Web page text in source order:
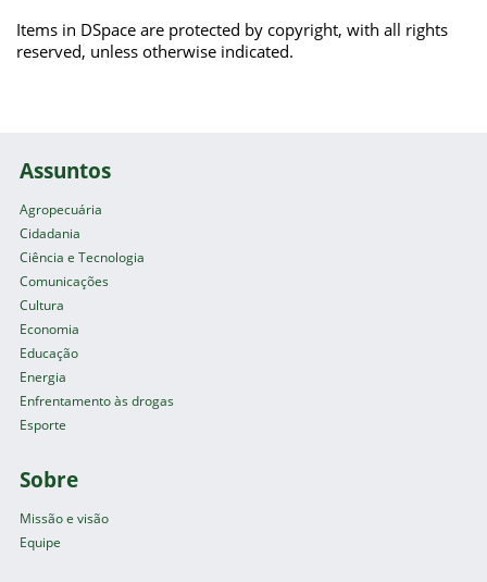
Items in DSpace are protected by copyright, with all rights
reserved, unless otherwise indicated.
Assuntos
Agropecuária
Cidadania
Ciência e Tecnologia
Comunicações
Cultura
Economia
Educação
Energia
Enfrentamento às drogas
Esporte
Sobre
Missão e visão
Equipe